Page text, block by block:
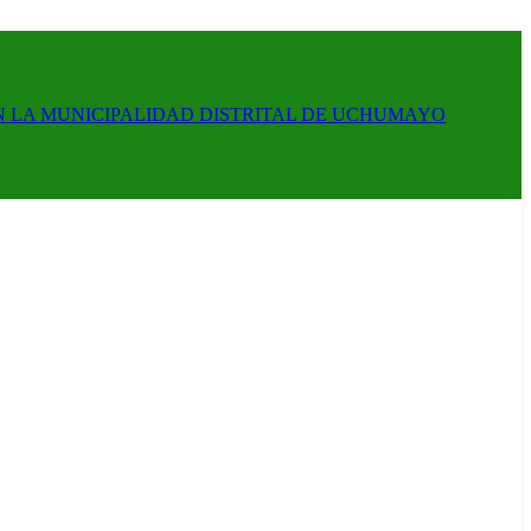
LA MUNICIPALIDAD DISTRITAL DE UCHUMAYO